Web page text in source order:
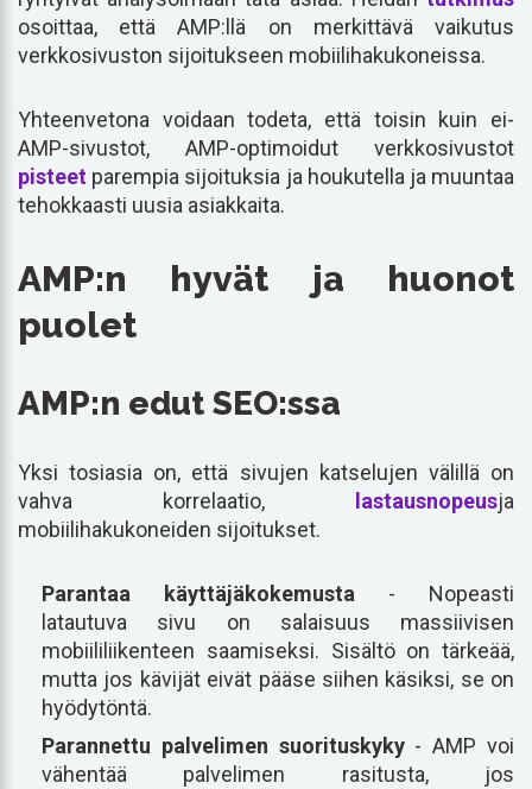
osoittaa, että AMP:llä on merkittävä vaikutus
verkkosivuston sijoitukseen mobiilihakukoneissa.
Yhteenvetona voidaan todeta, että toisin kuin ei-
AMP-sivustot, AMP-optimoidut verkkosivustot
pisteet parempia sijoituksia ja houkutella ja muuntaa
tehokkaasti uusia asiakkaita.
AMP:n hyvät ja huonot
puolet
AMP:n edut SEO:ssa
Yksi tosiasia on, että sivujen katselujen välillä on
vahva korrelaatio,
lastausnopeusja
mobiilihakukoneiden sijoitukset.
Parantaa käyttäjäkokemusta - Nopeasti
latautuva sivu on salaisuus massiivisen
mobiililiikenteen saamiseksi. Sisältö on tärkeää,
mutta jos kävijät eivät pääse siihen käsiksi, se on
hyödytöntä.
Parannettu palvelimen suorituskyky- AMP voi
vähentää palvelimen rasitusta, jos